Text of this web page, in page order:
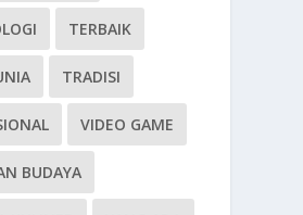
TERBAIK
TRADISI
VIDEO GAME
BUDAYA